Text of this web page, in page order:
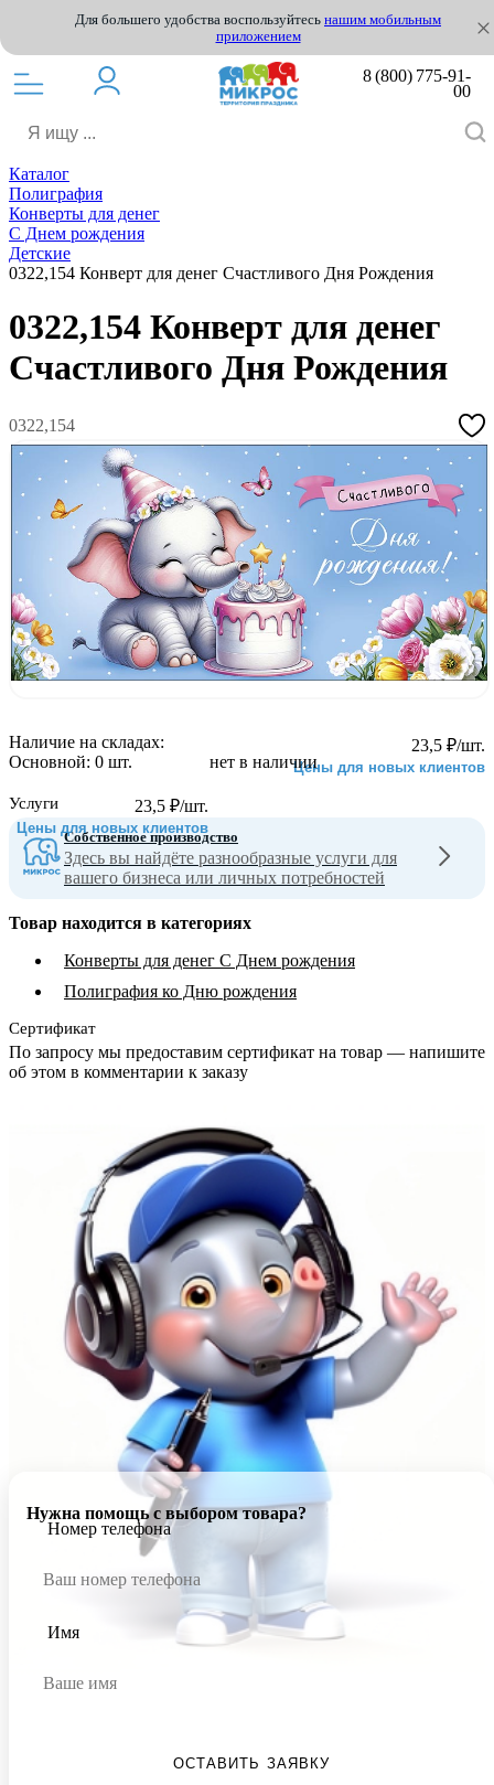
Для большего удобства воспользуйтесь нашим мобильным
приложением
8 (800) 775-91-
00
Каталог
Полиграфия
Конверты для денег
С Днем рождения
Детские
0322,154 Конверт для денег Счастливого Дня Рождения
0322,154 Конверт для денег
Счастливого Дня Рождения
0322,154
23,5 ₽/шт.
Цены для новых клиентов
нет в наличии
23,5 ₽/шт.
Цены для новых клиентов
Наличие на складах:
Основной: 0 шт.
Услуги
Собственное производство
Здесь вы найдёте разнообразные услуги для
вашего бизнеса или личных потребностей
Товар находится в категориях
Конверты для денег С Днем рождения
Полиграфия ко Дню рождения
Сертификат
По запросу мы предоставим сертификат на товар — напишите
об этом в комментарии к заказу
Нужна помощь с выбором товара?
Номер телефона
Имя
ОСТАВИТЬ ЗАЯВКУ